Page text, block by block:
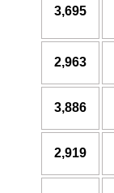
3,695
2,963
3,886
2,919